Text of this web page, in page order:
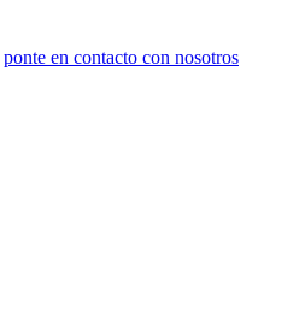
ponte en contacto con nosotros